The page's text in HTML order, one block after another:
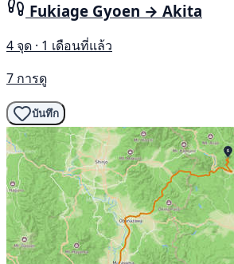
Fukiage Gyoen → Akita
4 จุด · 1 เดือนที่แล้ว
7 การดู
บันทึก